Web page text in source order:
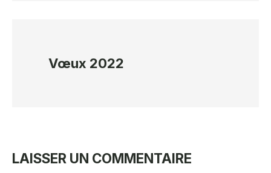
Vœux 2022
LAISSER UN COMMENTAIRE